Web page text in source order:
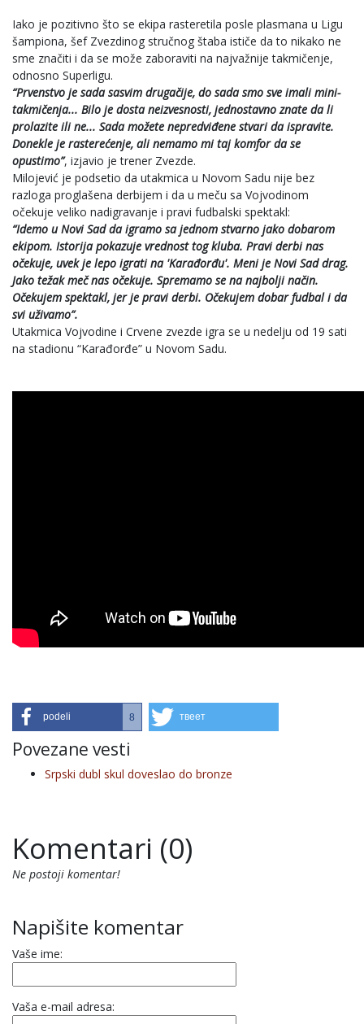
Iako je pozitivno što se ekipa rasteretila posle plasmana u Ligu
šampiona, šef Zvezdinog stručnog štaba ističe da to nikako ne
sme značiti i da se može zaboraviti na najvažnije takmičenje,
odnosno Superligu.
“Prvenstvo je sada sasvim drugačije, do sada smo sve imali mini-
takmičenja... Bilo je dosta neizvesnosti, jednostavno znate da li
prolazite ili ne... Sada možete nepredviđene stvari da ispravite.
Donekle je rasterećenje, ali nemamo mi taj komfor da se
opustimo”, izjavio je trener Zvezde.
Milojević je podsetio da utakmica u Novom Sadu nije bez
razloga proglašena derbijem i da u meču sa Vojvodinom
očekuje veliko nadigravanje i pravi fudbalski spektakl:
“Idemo u Novi Sad da igramo sa jednom stvarno jako dobarom
ekipom. Istorija pokazuje vrednost tog kluba. Pravi derbi nas
očekuje, uvek je lepo igrati na 'Karađorđu'. Meni je Novi Sad drag.
Jako težak meč nas očekuje. Spremamo se na najbolji način.
Očekujem spektakl, jer je pravi derbi. Očekujem dobar fudbal i da
svi uživamo”.
Utakmica Vojvodine i Crvene zvezde igra se u nedelju od 19 sati
na stadionu “Karađorđe” u Novom Sadu.
podeli 8 твеет
Povezane vesti
Srpski dubl skul doveslao do bronze
Komentari (0)
Ne postoji komentar!
Napišite komentar
Vaše ime:
Vaša e-mail adresa: